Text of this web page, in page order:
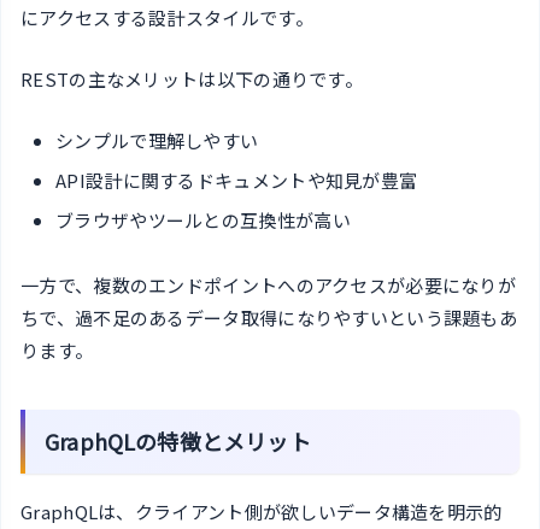
にアクセスする設計スタイルです。
RESTの主なメリットは以下の通りです。
シンプルで理解しやすい
API設計に関するドキュメントや知見が豊富
ブラウザやツールとの互換性が高い
一方で、複数のエンドポイントへのアクセスが必要になりが
ちで、過不足のあるデータ取得になりやすいという課題もあ
ります。
GraphQLの特徴とメリット
GraphQLは、クライアント側が欲しいデータ構造を明示的